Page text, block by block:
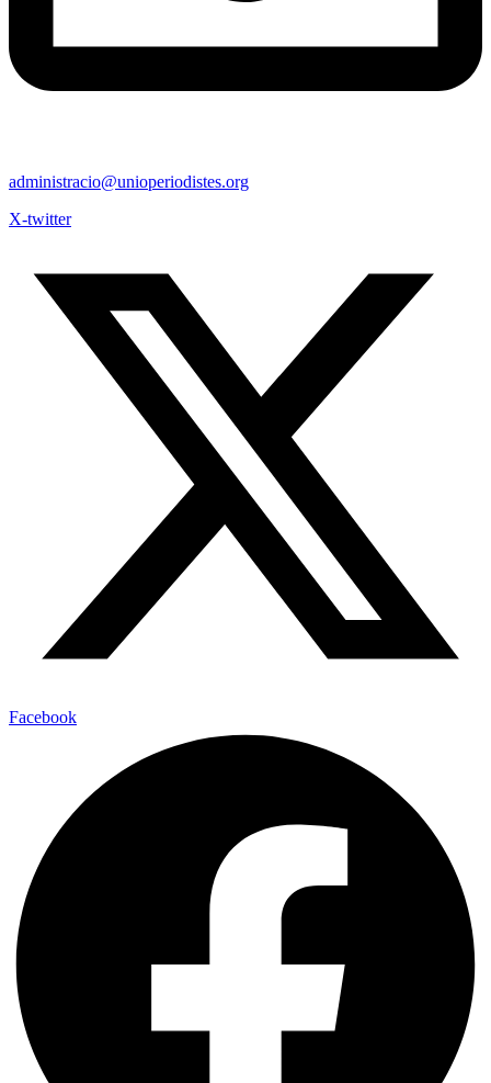
administracio@unioperiodistes.org
X-twitter
Facebook